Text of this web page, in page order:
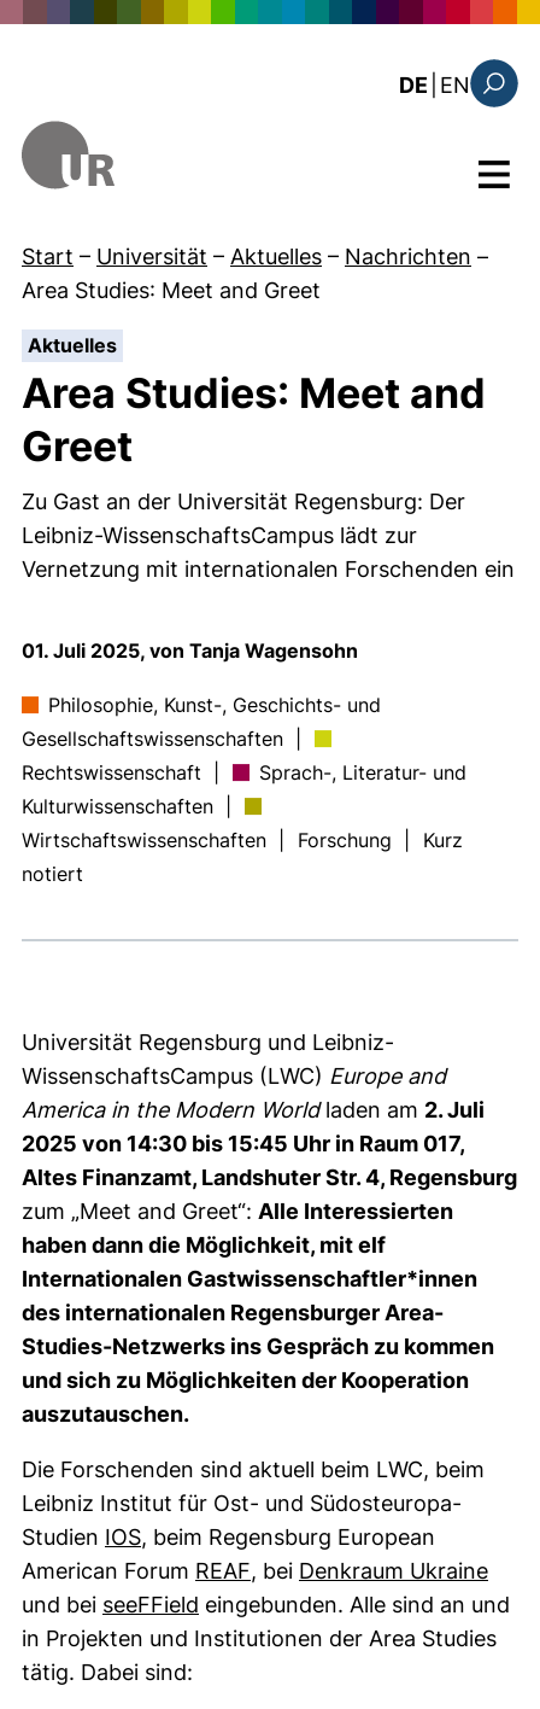
DE EN: the
Menü
Start – Universität – Aktuelles – Nachrichten –
Area Studies: Meet and Greet
Aktuelles:
Area Studies: Meet and
Greet
Zu Gast an der Universität Regensburg: Der
Leibniz-WissenschaftsCampus lädt zur
Vernetzung mit internationalen Forschenden ein
01. Juli 2025, von Tanja Wagensohn
Philosophie, Kunst-, Geschichts- und
Gesellschaftswissenschaften
Rechtswissenschaft
Sprach-, Literatur- und
Kulturwissenschaften
Wirtschaftswissenschaften
Forschung
Kurz
notiert
Universität Regensburg und Leibniz-
WissenschaftsCampus (LWC) Europe and
America in the Modern Worldladen am 2. Juli
2025 von 14:30 bis 15:45 Uhr in Raum 017,
Altes Finanzamt, Landshuter Str. 4, Regensburg
zum „Meet and Greet“: Alle Interessierten
haben dann die Möglichkeit, mit elf
Internationalen Gastwissenschaftler*innen
des internationalen Regensburger Area-
Studies-Netzwerks ins Gespräch zu kommen
und sich zu Möglichkeiten der Kooperation
auszutauschen.
Die Forschenden sind aktuell beim LWC, beim
Leibniz Institut für Ost- und Südosteuropa-
Studien IOS(externer Link, öffnet neues Fenster)
, beim Regensburg European
American Forum REAF (externer Link, öffnet
, bei Denkraum Ukraine
und bei seeFField (externer Link, öffnet neues
eingebunden. Alle sind an und
in Projekten und Institutionen der Area Studies
tätig. Dabei sind: